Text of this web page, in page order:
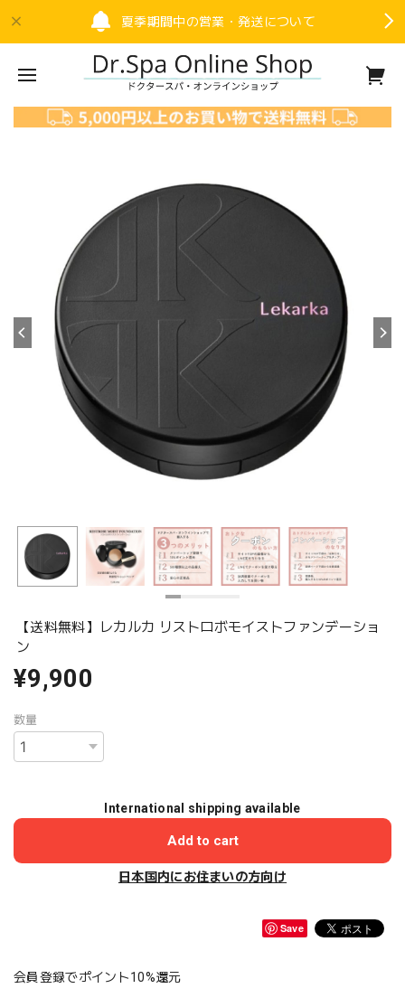
夏季期間中の営業・発送について
【送料無料】レカルカ リストロボモイストファンデーショ
ン
¥9,900
数量
International shipping available
Add to cart
日本国内にお住まいの方向け
Save
会員登録でポイント10%還元